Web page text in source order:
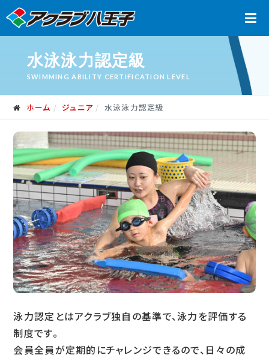
水泳泳力認定級
SWIMMING ABILITY CERTIFICATION LEVEL
ホーム ジュニア 水泳泳力認定級
泳力認定とはアクラブ独自の基準で、泳力を評価する
制度です。
会員全員が定期的にチャレンジできるので、日々の成